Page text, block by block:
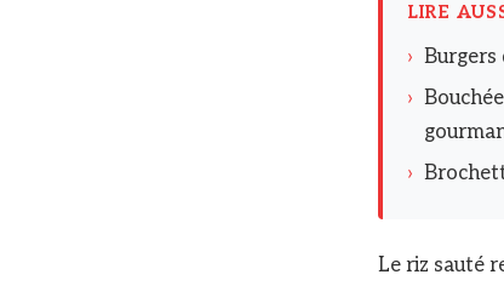
LIRE
› Burgers
›
›
Le riz sauté